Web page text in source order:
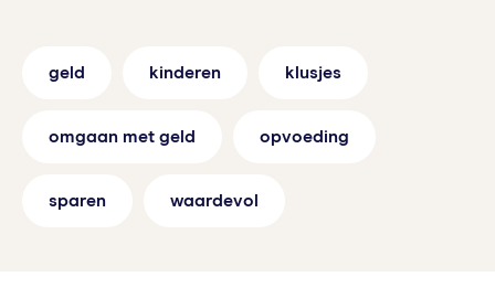
geld kinderen klusjes
omgaan met geld opvoeding
sparen waardevol